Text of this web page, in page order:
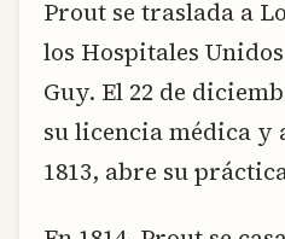
Prout se traslada a
los Hospitales
Guy. El 22 de
su licencia médica y
1813, abre su